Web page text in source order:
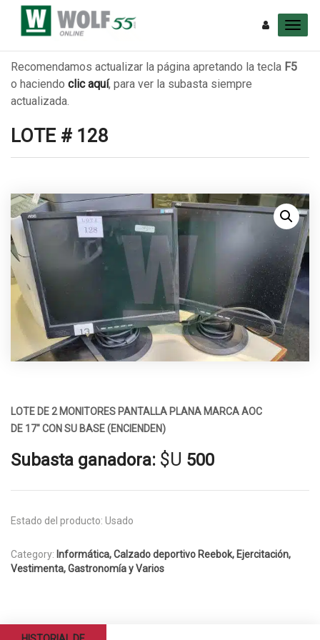
Recomendamos actualizar la página apretando la tecla F5
o haciendo clic aquí, para ver la subasta siempre
actualizada.
LOTE # 128
LOTE DE 2 MONITORES PANTALLA PLANA MARCA AOC
DE 17″ CON SU BASE (ENCIENDEN)
Subasta ganadora: $U 500
Estado del producto: Usado
Category: Informática, Calzado deportivo Reebok, Ejercitación,
Vestimenta, Gastronomía y Varios